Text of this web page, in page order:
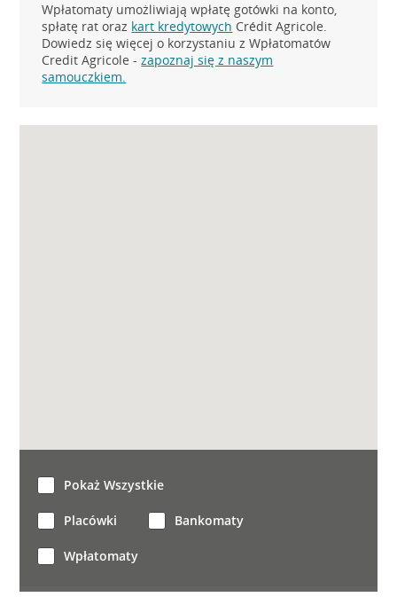
Wpłatomaty umożliwiają wpłatę gotówki na konto,
spłatę rat oraz kart kredytowych Crédit Agricole.
Dowiedz się więcej o korzystaniu z Wpłatomatów
Credit Agricole -zapoznaj się z naszym
samouczkiem.
Pokaż Wszystkie
Placówki Bankomaty
Wpłatomaty